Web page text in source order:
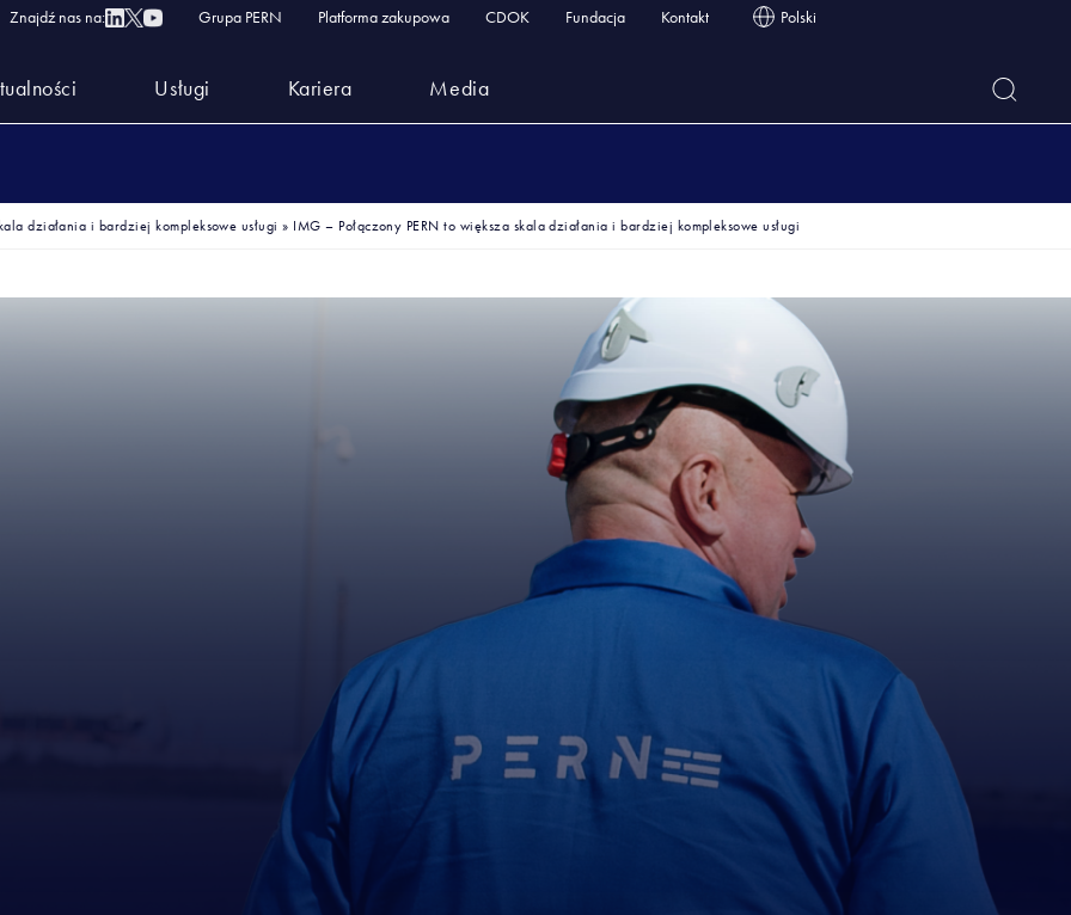
Znajdź nas na: Grupa PERN Platforma zakupowa CDOK Fundacja Kontakt Polski
Usługi Kariera Media
działania i bardziej kompleksowe usługi » IMG – Połączony PERN to większa skala działania i bardziej kompleksowe usługi